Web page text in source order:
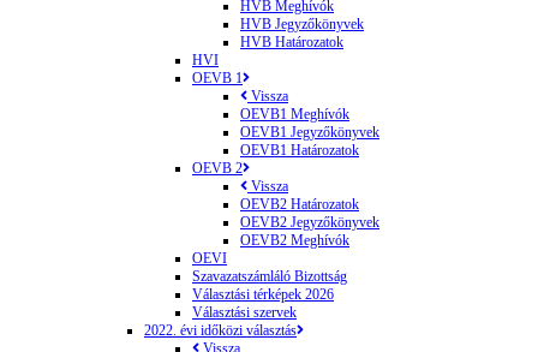
HVB Meghívók
HVB Jegyzőkönyvek
HVB Határozatok
HVI
OEVB 1
Vissza
OEVB1 Meghívók
OEVB1 Jegyzőkönyvek
OEVB1 Határozatok
OEVB 2
Vissza
OEVB2 Határozatok
OEVB2 Jegyzőkönyvek
OEVB2 Meghívók
OEVI
Szavazatszámláló Bizottság
Választási térképek 2026
Választási szervek
2022. évi időközi választás
Vissza